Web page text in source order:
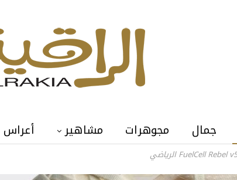
جمال مجوهرات مشاهير أعراس